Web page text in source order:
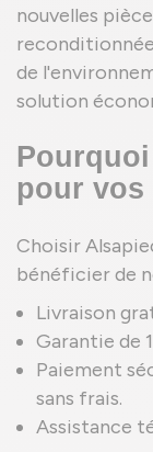
nouvelles
de
solution
pour vos
Choisir
bénéficier de
Livraison
Garantie de
Paiement
sans frais.
Assistance